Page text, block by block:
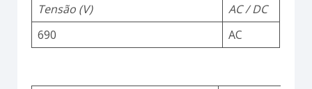
Tensão (V)
AC / DC
690
AC